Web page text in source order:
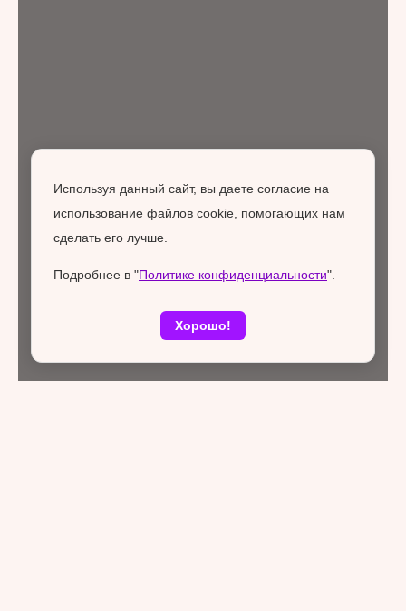
Используя данный сайт, вы даете согласие на
использование файлов cookie, помогающих нам
сделать его лучше.
Подробнее в "Политике конфиденциальности".
Хорошо!